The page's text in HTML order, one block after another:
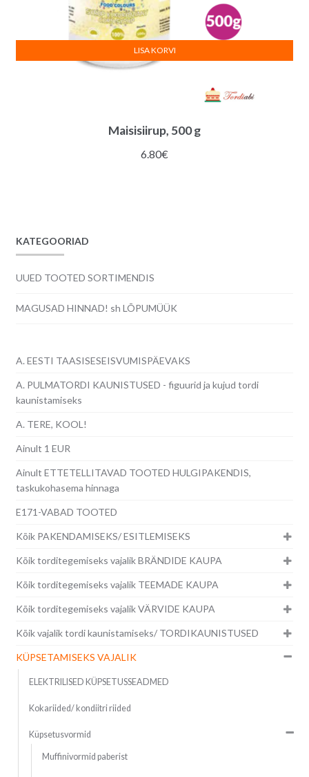
Maisisiirup, 500 g
6.80€
LISA KORVI
KATEGOORIAD
UUED TOOTED SORTIMENDIS
MAGUSAD HINNAD! sh LÕPUMÜÜK
A. EESTI TAASISESEISVUMISPÄEVAKS
A. PULMATORDI KAUNISTUSED - figuurid ja kujud tordi
kaunistamiseks
A. TERE, KOOL!
Ainult 1 EUR
Ainult ETTETELLITAVAD TOOTED HULGIPAKENDIS,
taskukohasema hinnaga
E171-VABAD TOOTED
Kõik PAKENDAMISEKS/ ESITLEMISEKS
Kõik torditegemiseks vajalik BRÄNDIDE KAUPA
Kõik torditegemiseks vajalik TEEMADE KAUPA
Kõik torditegemiseks vajalik VÄRVIDE KAUPA
Kõik vajalik tordi kaunistamiseks/ TORDIKAUNISTUSED
KÜPSETAMISEKS VAJALIK
ELEKTRILISED KÜPSETUSSEADMED
Kokariided/ kondiitri riided
Küpsetusvormid
Muffinivormid paberist